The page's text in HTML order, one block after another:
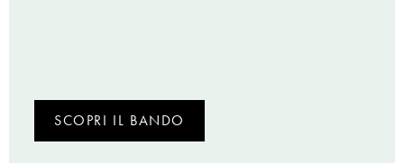
SCOPRI IL BANDO